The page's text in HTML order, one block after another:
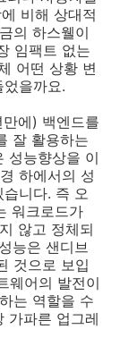
비해 상대적
의 하스웰이
임팩트 없는
어떤 상황 변
을까요.
에) 백엔드를
잘 활용하는
성능향상을 이
하에서의 성
니다. 즉 오
워크로드가
않고 정체되
능은 샌디브
것으로 보입
웨어의 발전이
는 역할을 수
가파른 업그레